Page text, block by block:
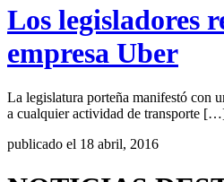
Los legisladores
empresa Uber
La legislatura porteña manifestó con
a cualquier actividad de transporte
publicado el 18 abril, 2016